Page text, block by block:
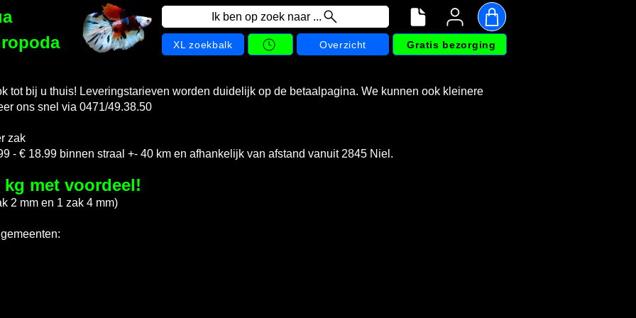
Ik ben op zoek naar ...
XL zoekbalk Overzicht Gratis bezorging
tot bij u thuis! Leveringstarieven worden duidelijk op de betaalpagina. We kunnen ook kleinere
ons snel via 0471/49.38.50
zak
- € 18.99 binnen straal +- 40 km en afhankelijk van afstand vanuit 2845 Niel.
kg met voordeel!
2 mm en 1 zak 4 mm)